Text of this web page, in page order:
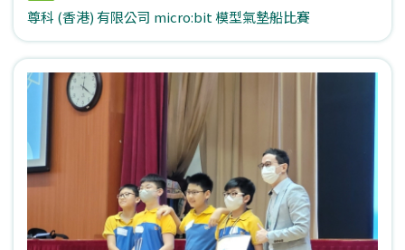
尊科 (香港) 有限公司 micro:bit 模型氣墊船比賽